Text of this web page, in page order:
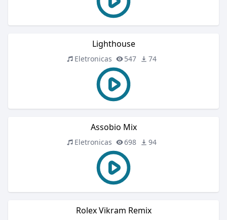
Lighthouse
Eletronicas 547 74
Assobio Mix
Eletronicas 698 94
Rolex Vikram Remix